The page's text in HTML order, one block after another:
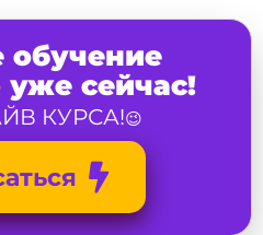
обучение
уже сейчас!
КУРСА!😉